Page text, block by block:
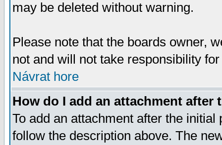
may be deleted without warning.
Please note that the boards owner,
not and will not take responsibility
Návrat hore
How do I add an attachment after
To add an attachment after the
follow the description above. The